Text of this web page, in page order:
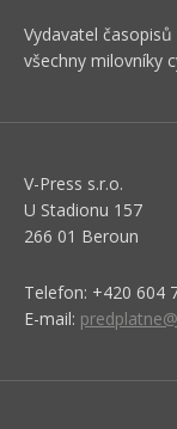
Vydavatel
všechny milovníky
V-Press s.r.o.
U Stadionu 157
266 01 Beroun
Telefon: +420 604
E-mail: